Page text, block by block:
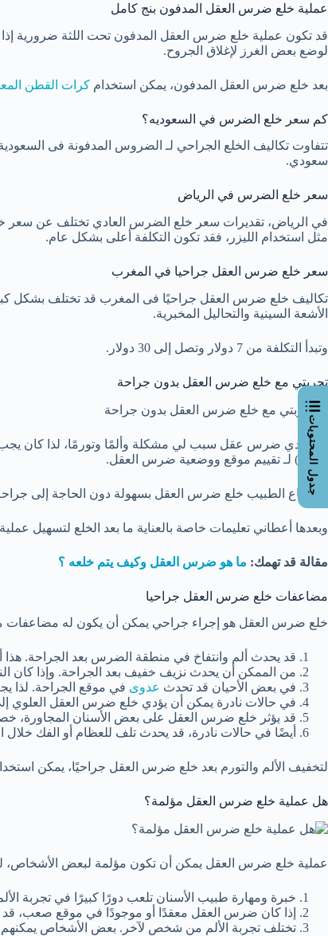
عملية خلع ضرس العقل المدفون بنج كامل
قد تكون عملية خلع ضرس العقل المدفون تحت اللثة ضرورية إذا
لوضع بعض الغرز لإغلاق الجروح.
بعد خلع ضرس العقل المدفون، يمكن استخدام كرات القطن
كم سعر خلع الضرس في السعوديه؟
سعودي.
سعر خلع الضرس في الرياض
مثل استخدام الليزر، فقد تكون التكلفة أعلى بشكل عام.
سعر خلع ضرس العقل جراحيا في المغرب
تكاليف خلع ضرس العقل جراحيًا فى المغرب قد تختلف بشكل
الأشعة السينية والتحاليل المخبرية.
وتبدأ التكلفة من 7 دولار وتصل إلى 30 دولار.
تجربتي مع خلع ضرس العقل بدون جراحة
كان لدي ضرس عقل سبب لي مشكلة وألمًا وتورمًا، لذا كان يجب
سينية) لـ تقييم موقع ووضعية ضرس العقل.
استطاع الطبيب خلع ضرس العقل بسهولة دون الحاجة إلى
وبعدها أعطاني تعليمات خاصة بالعناية ما بعد الخلع لتسهيل
مقالة قد تهمك: ما هو ضرس العقل وكيف يتم خلعه ؟
مضاعفات خلع ضرس العقل جراحيا
خلع ضرس العقل هو إجراء جراحي يمكن أن يكون له مضاعفات
قد يحدث ألم وانتفاخ في منطقة الضرس بعد الجراحة. هذا
من الممكن أن يحدث نزيف خفيف بعد الجراحة. وإذا كان
في بعض الأحيان قد تحدث عدوى في موقع الجراحة. لذا
في حالات نادرة يمكن أن يؤدي خلع ضرس العقل العلوي
قد يؤثر خلع ضرس العقل على بعض الأسنان المجاورة،
أيضًا في حالات نادرة، قد يحدث تلف للعظام أو الفك خلال
لتخفيف الألم والتورم بعد خلع ضرس العقل جراحيًا، يمكن
هل عملية خلع ضرس العقل مؤلمة؟
عملية خلع ضرس العقل يمكن أن تكون مؤلمة لبعض الأشخاص،
خبرة ومهارة طبيب الأسنان تلعب دورًا كبيرًا في تجربة
إذا كان ضرس العقل معقدًا أو موجودًا في موقع صعب، قد
تختلف تجربة الألم من شخص لآخر. بعض الأشخاص
جدول المحتويات